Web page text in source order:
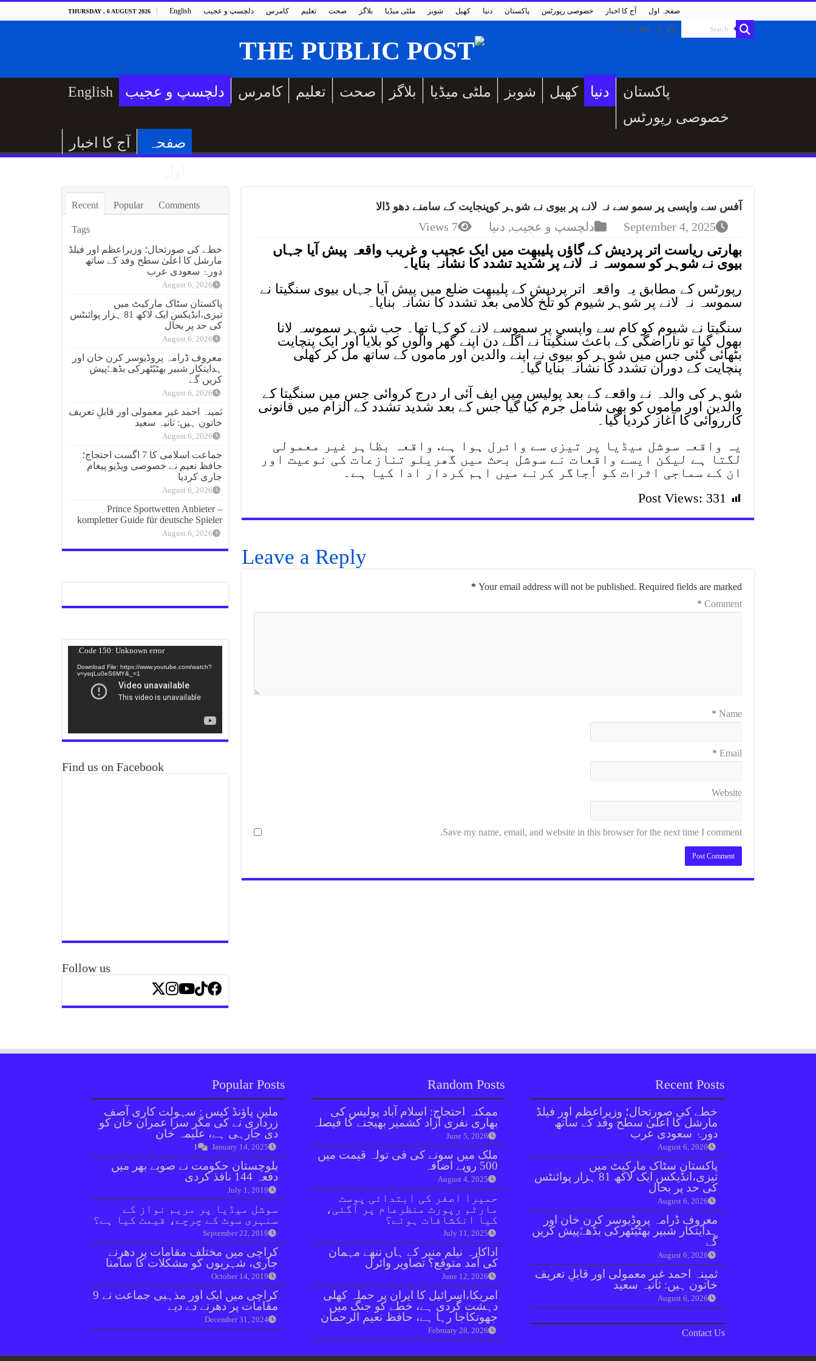
THURSDAY , 6 AUGUST 2026 English دلچسپ و عجیب کامرس تعلیم صحت بلاگز ملٹی میڈیا شوبز کھیل دنیا پاکستان خصوصی رپورٹس آج کا اخبار صفحہ اول
English دلچسپ و عجیب کامرس تعلیم صحت بلاگز ملٹی میڈیا شوبز کھیل دنیا
پاکستان
خصوصی رپورٹس
آج کا اخبار
صفحہ
آفس سے واپسی پر سمو سے نہ لانے پر بیوی نے شوہر کوپنجایت کے سامنے دھو ڈالا
September 4, 2025 دلچسپ و عجیب, دنیا 7 Views
بھارتی ریاست اتر پردیش کے گاؤں پلیبھِت میں ایک عجیب و غریب واقعہ پیش آیا جہاں
بیوی نے شوہر کو سموسہ نہ لانے پر شدید تشدد کا نشانہ بنایا۔
رپورٹس کے مطابق یہ واقعہ اتر پردیش کے پلیبھِت ضلع میں پیش آیا جہاں بیوی سنگیتا نے
سموسہ نہ لانے پر شوہر شیوم کو تلّخ کلامی بعد تشدد کا نشانہ بنایا۔
سنگیتا نے شیوم کو کام سے واپسی پر سموسے لانے کو کہا تھا۔ جب شوہر سموسہ لانا
بھول گیا تو ناراضگی کے باعث سنگیتا نے اگلے دن اپنے گھر والوں کو بلایا اور ایک پنچایت
بٹھائی گئی جس میں شوہر کو بیوی نے اپنے والدین اور ماموں کے ساتھ مل کر کھلی
پنچایت کے دوران تشدد کا نشانہ بنایا گیا۔
شوہر کی والدہ نے واقعے کے بعد پولیس میں ایف آئی ار درج کروائی جس میں سنگیتا کے
والدین اور ماموں کو بھی شامل جرم کیا گیا جس کے بعد شدید تشدد کے الزام میں قانونی
کارروائی کا آغاز کردیا گیا۔
یہ واقعہ سوشل میڈیا پر تیزی سے وائرل ہوا ہے. واقعہ بظاہر غیر معمولی
لگتا ہے لیکن ایسے واقعات نے سوشل بحث میں گھریلو تنازعات کی نوعیت اور
ان کے سماجی اثرات کو اُجاگر کرنے میں اہم کردار ادا کیا ہے۔
Post Views: 331
Leave a Reply
Your email address will not be published. Required fields are marked
*
Comment
*
Name
*
Email
*
Website
Save my name, email, and website in this browser for the next time I comment.
Recent Popular Comments
Tags
خطے کی صورتحال؛ وزیراعظم اور فیلڈ
مارشل کا اعلیٰ سطح وفد کے ساتھ
دورۂ سعودی عرب
August 6, 2026
پاکستان سٹاک مارکیٹ میں
تیزی،انڈیکس ایک لاکھ 81 ہزار پوائنٹس
کی حد پر بحال
August 6, 2026
معروف ڈرامہ پروڈیوسر کرن خان اور
ہدایتکار شبیر بھٹیًٹھرکی بڈھےًپیش
کریں گے
August 6, 2026
ثمینہ احمد غیر معمولی اور قابلِ تعریف
خاتون ہیں: ثانیہ سعید
August 6, 2026
جماعت اسلامی کا 7 اگست احتجاج؛
حافظ نعیم نے خصوصی ویڈیو پیغام
جاری کردیا
August 6, 2026
Prince Sportwetten Anbieter –
kompletter Guide für deutsche Spieler
August 6, 2026
Code 150: Unknown error.
Download File: https://www.youtube.com/watch?
v=ysqLu0eS6MY&_=1
Find us on Facebook
Follow us
Popular Posts
ملین پاؤنڈ کیس : سہولت کاری آصف
زرداری نے کی مگر سزا عمران خان کو
دی جارہی ہے، علیمہ خان
January 14, 2025
1
بلوچستان حکومت نے صوبے بھر میں
دفعہ 144 نافذ کردی
July 1, 2019
سوشل میڈیا پر مریم نواز کے
سنہری سوٹ کے چرچے، قیمت کیا ہے؟
September 22, 2019
کراچی میں مختلف مقامات پر دھرنے
جاری، شہریوں کو مشکلات کا سامنا
October 14, 2019
کراچی میں ایک اور مذہبی جماعت نے 9
مقامات پر دھرنے دے دیے
December 31, 2024
Random Posts
ممکنہ احتجاج: اسلام آباد پولیس کی
بھاری نفری آزاد کشمیر بھیجنے کا فیصلہ
June 5, 2026
ملک میں سونے کی فی تولہ قیمت میں
500 روپے اضافہ
August 4, 2025
حمیرا اصغر کی ابتدائی پوسٹ
مارٹم رپورٹ منظرعام پر آگئی،
کیا انکشافات ہوئے؟
July 11, 2025
اداکارہ نیلم منیر کے ہاں ننھے مہمان
کی آمد متوقع؟ تصاویر وائرل
June 12, 2026
امریکا،اسرائیل کا ایران پر حملہ کھلی
دہشت گردی ہے، خطے کو جنگ میں
جھونکاجا رہا ہے، حافظ نعیم الرحمان
February 28, 2026
Recent Posts
خطے کی صورتحال؛ وزیراعظم اور فیلڈ
مارشل کا اعلیٰ سطح وفد کے ساتھ
دورۂ سعودی عرب
August 6, 2026
پاکستان سٹاک مارکیٹ میں
تیزی،انڈیکس ایک لاکھ 81 ہزار پوائنٹس
کی حد پر بحال
August 6, 2026
معروف ڈرامہ پروڈیوسر کرن خان اور
ہدایتکار شبیر بھٹیًٹھرکی بڈھےًپیش کریں
گے
August 6, 2026
ثمینہ احمد غیر معمولی اور قابلِ تعریف
خاتون ہیں: ثانیہ سعید
August 6, 2026
Contact Us